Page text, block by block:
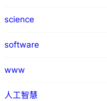
science
software
www
人工智慧